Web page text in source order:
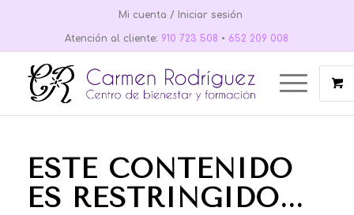
Mi cuenta / Iniciar sesión
Atención al cliente: 910 723 508 • 652 209 008
ESTE CONTENIDO
ES RESTRINGIDO...